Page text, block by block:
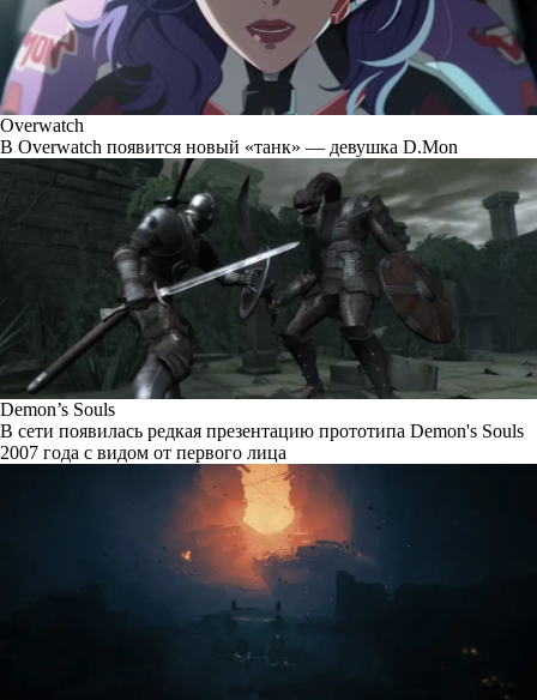
Overwatch
В Overwatch появится новый «танк» — девушка D.Mon
Demon’s Souls
В сети появилась редкая презентацию прототипа Demon's Souls
2007 года с видом от первого лица